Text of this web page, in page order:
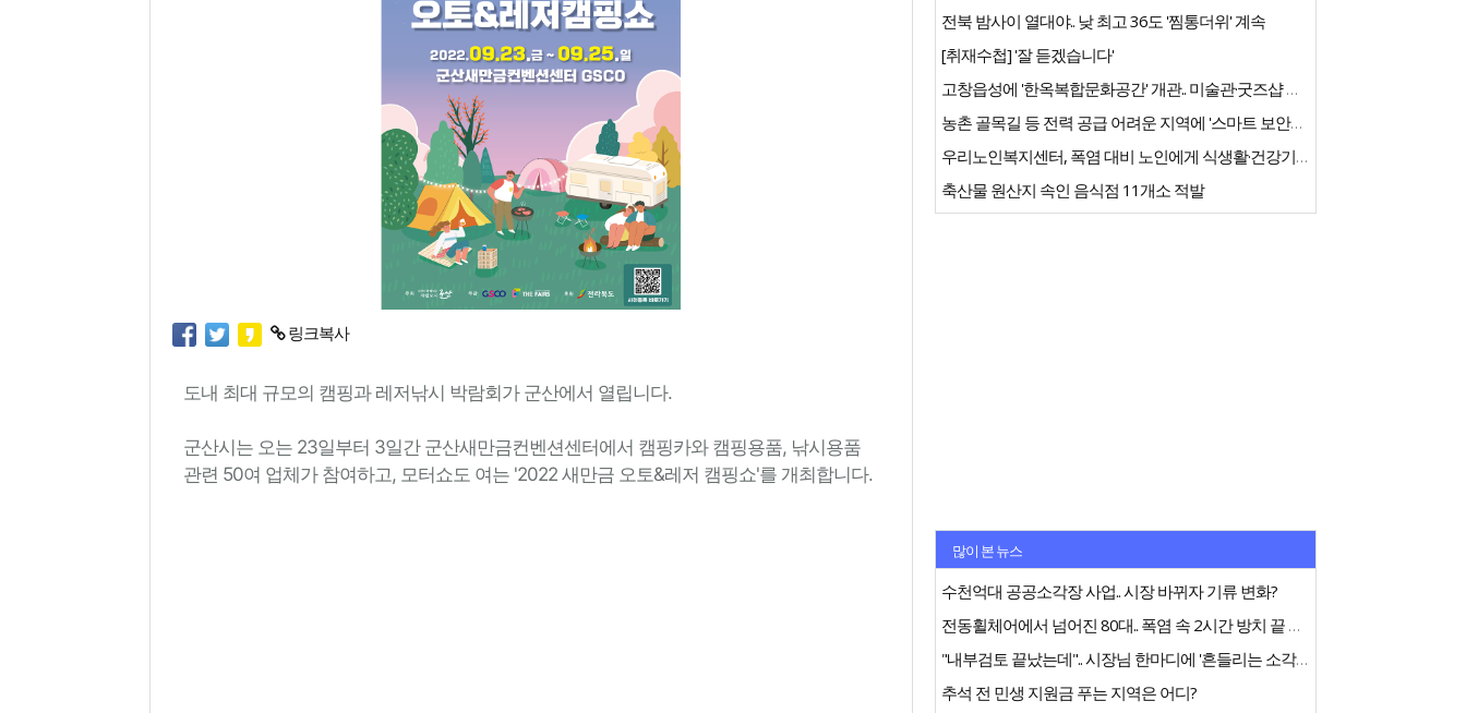
링크복사
도내 최대 규모의 캠핑과 레저낚시 박람회가 군산에서 열립니다.
군산시는 오는 23일부터 3일간 군산새만금컨벤션센터에서 캠핑카와 캠핑용품, 낚시용품
관련 50여 업체가 참여하고, 모터쇼도 여는 '2022 새만금 오토&레저 캠핑쇼'를 개최합니다.
전북 밤사이 열대야.. 낮 최고 36도 '찜통더위' 계속
[취재수첩] '잘 듣겠습니다'
고창읍성에 '한옥복합문화공간' 개관.. 미술관·굿즈샵 갖춰
농촌 골목길 등 전력 공급 어려운 지역에 '스마트 보안등' 도입
우리노인복지센터, 폭염 대비 노인에게 식생활·건강기능식품 긴급 지원
축산물 원산지 속인 음식점 11개소 적발
많이 본 뉴스
수천억대 공공소각장 사업.. 시장 바뀌자 기류 변화?
전동휠체어에서 넘어진 80대.. 폭염 속 2시간 방치 끝 숨져
"내부검토 끝났는데".. 시장님 한마디에 '흔들리는 소각장'
추석 전 민생 지원금 푸는 지역은 어디?